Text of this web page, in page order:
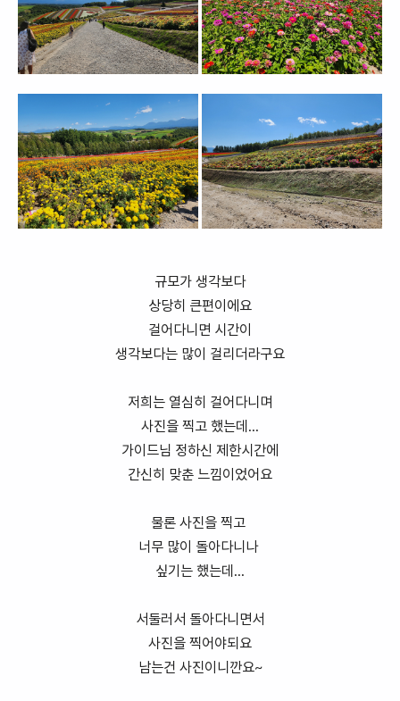
규모가 생각보다
상당히 큰편이에요
걸어다니면 시간이
생각보다는 많이 걸리더라구요
저희는 열심히 걸어다니며
사진을 찍고 했는데...
가이드님 정하신 제한시간에
간신히 맞춘 느낌이었어요
물론 사진을 찍고
너무 많이 돌아다니나
싶기는 했는데...
서둘러서 돌아다니면서
사진을 찍어야되요
남는건 사진이니깐요~